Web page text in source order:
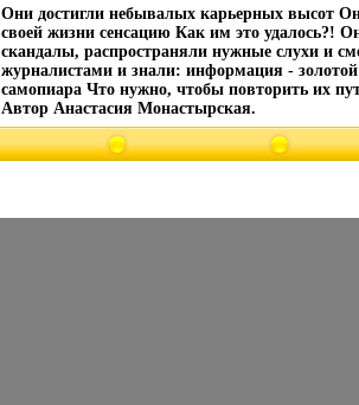
Они достигли небывалых карьерных высот
своей жизни сенсацию Как им это удалось?!
скандалы, распространяли нужные слухи и
журналистами и знали: информация -
самопиара Что нужно, чтобы повторить их
Автор Анастасия Монастырская.